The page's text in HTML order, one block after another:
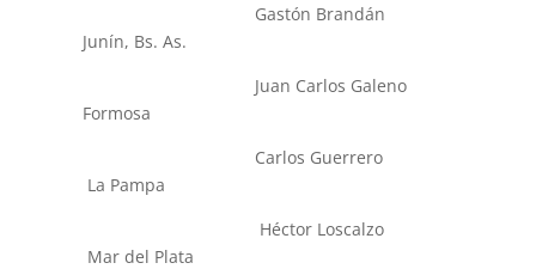
Gastón Brandán
Junín, Bs. As.
Juan Carlos Galeno
Formosa
Carlos Guerrero
La Pampa
Héctor Loscalzo
Mar del Plata